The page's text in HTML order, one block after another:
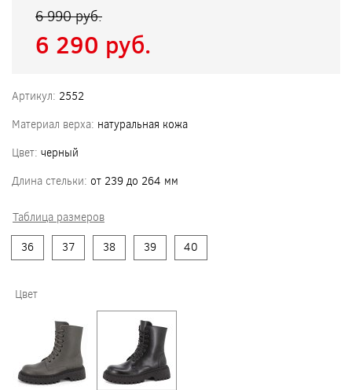
6 990 pуб.
6 290 pуб.
Артикул: 2552
Материал верха: натуральная кожа
Цвет: черный
Длина стельки: от 239 до 264 мм
Таблица размеров
36
37 38 39 40
Цвет